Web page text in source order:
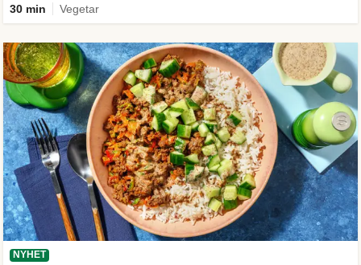
30 min Vegetar
NYHET